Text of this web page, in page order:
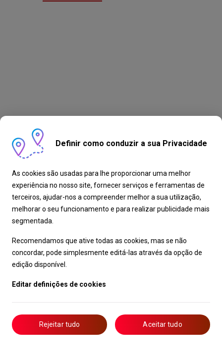
Definir como conduzir a sua Privacidade
As cookies são usadas para lhe proporcionar uma melhor
experiência no nosso site, fornecer serviços e ferramentas de
terceiros, ajudar-nos a compreender melhor a sua utilização,
melhorar o seu funcionamento e para realizar publicidade mais
segmentada.
Recomendamos que ative todas as cookies, mas se não
concordar, pode simplesmente editá-las através da opção de
edição disponível.
Editar definições de cookies
Rejeitar tudo Aceitar tudo